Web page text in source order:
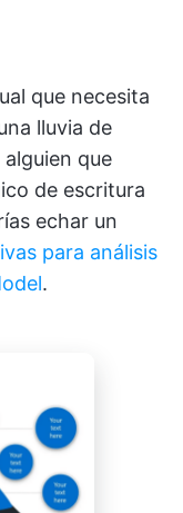
que necesita
lluvia de
que
de escritura
echar un
para análisis
.